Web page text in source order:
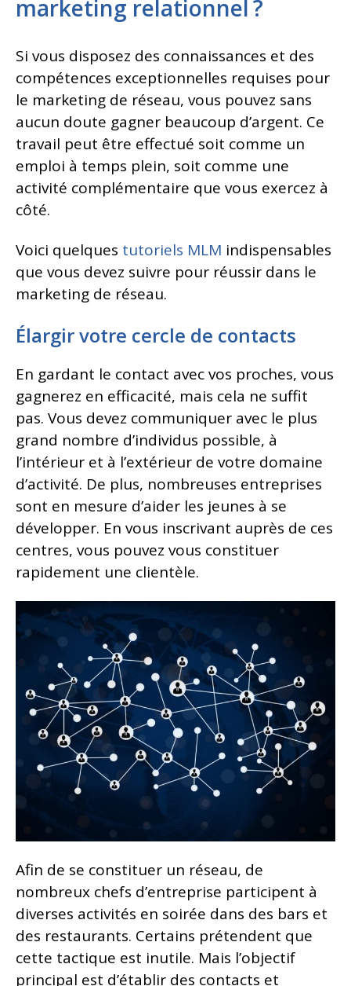
marketing relationnel ?
Si vous disposez des connaissances et des
compétences exceptionnelles requises pour
le marketing de réseau, vous pouvez sans
aucun doute gagner beaucoup d’argent. Ce
travail peut être effectué soit comme un
emploi à temps plein, soit comme une
activité complémentaire que vous exercez à
côté.
Voici quelques tutoriels MLM indispensables
que vous devez suivre pour réussir dans le
marketing de réseau.
Élargir votre cercle de contacts
En gardant le contact avec vos proches, vous
gagnerez en efficacité, mais cela ne suffit
pas. Vous devez communiquer avec le plus
grand nombre d’individus possible, à
l’intérieur et à l’extérieur de votre domaine
d’activité. De plus, nombreuses entreprises
sont en mesure d’aider les jeunes à se
développer. En vous inscrivant auprès de ces
centres, vous pouvez vous constituer
rapidement une clientèle.
Afin de se constituer un réseau, de
nombreux chefs d’entreprise participent à
diverses activités en soirée dans des bars et
des restaurants. Certains prétendent que
cette tactique est inutile. Mais l’objectif
principal est d’établir des contacts et